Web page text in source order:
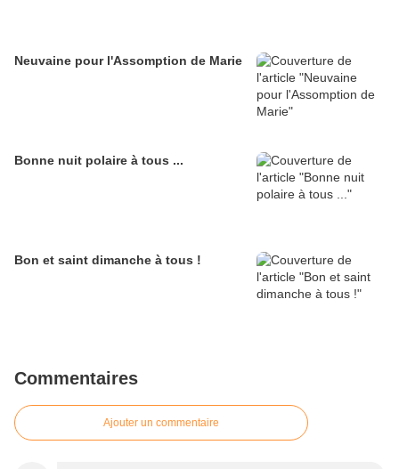
Neuvaine pour l'Assomption de Marie
Bonne nuit polaire à tous ...
Bon et saint dimanche à tous !
Commentaires
Ajouter un commentaire